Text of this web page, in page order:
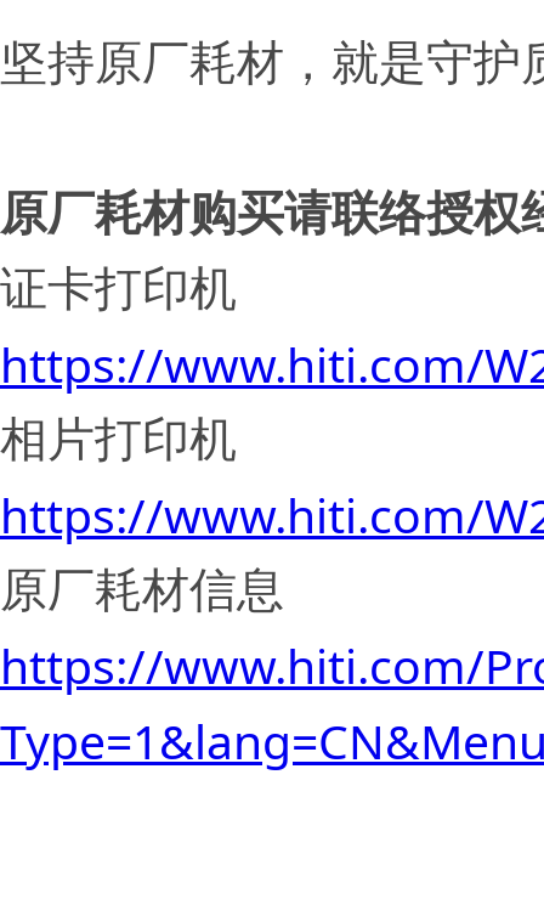
坚持原厂耗材，就是守
原厂耗材购买请联络授权
证卡打印机
https://www.hiti.com/
相片打印机
https://www.hiti.com/
原厂耗材信息
https://www.hiti.com/